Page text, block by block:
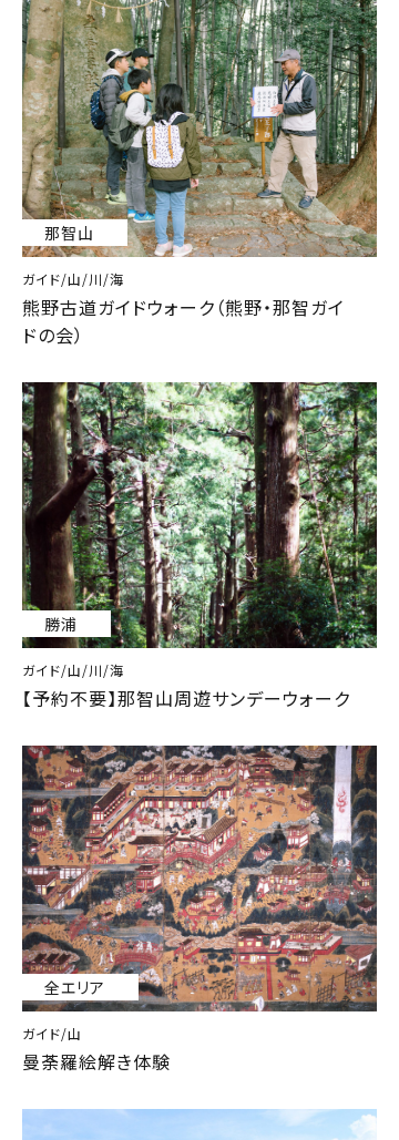
那智山
ガイド/山/川/海
熊野古道ガイドウォーク（熊野・那智ガイ
ドの会）
勝浦
ガイド/山/川/海
【予約不要】那智山周遊サンデーウォーク
全エリア
ガイド/山
曼荼羅絵解き体験